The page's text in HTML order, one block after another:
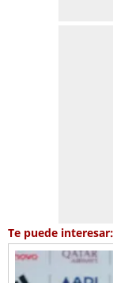
Te puede interesar: